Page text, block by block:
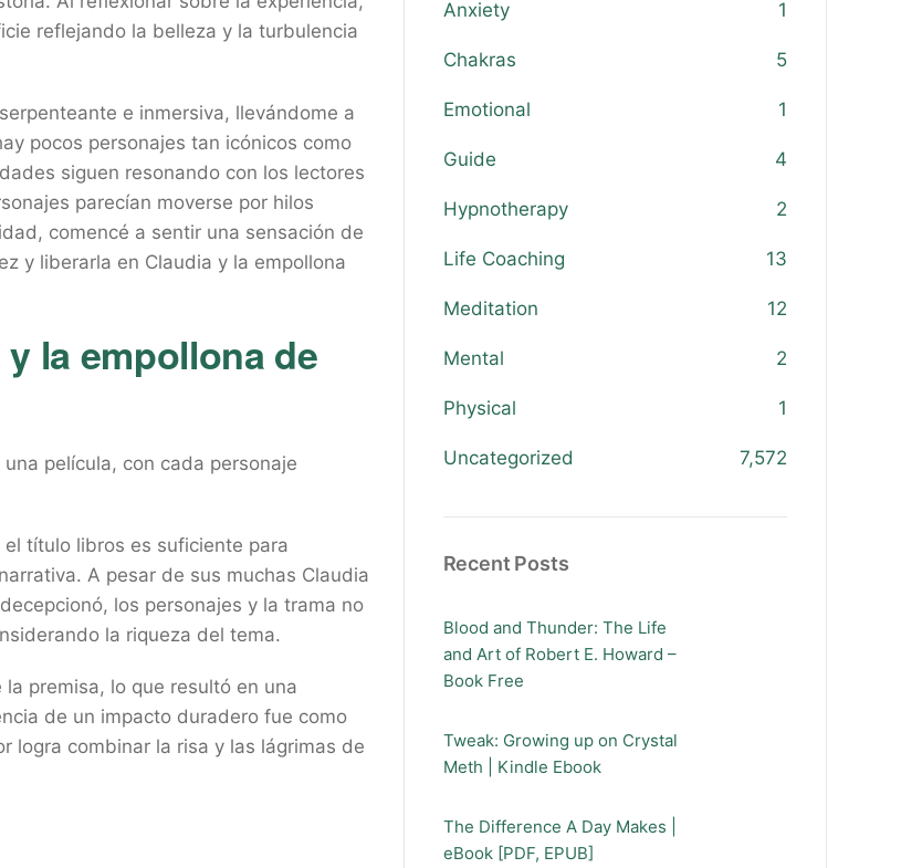
reflejando la belleza y la turbulencia
e inmersiva, llevándome a
pocos personajes tan icónicos como
siguen resonando con los lectores
parecían moverse por hilos
comencé a sentir una sensación de
y liberarla en Claudia y la empollona
la empollona de
película, con cada personaje
título libros es suficiente para
A pesar de sus muchas Claudia
los personajes y la trama no
la riqueza del tema.
premisa, lo que resultó en una
de un impacto duradero fue como
logra combinar la risa y las lágrimas de
Anxiety 1
Chakras 5
Emotional 1
Guide 4
Hypnotherapy 2
Life Coaching 13
Meditation 12
Mental 2
Physical 1
Uncategorized 7,572
Recent Posts
Blood and Thunder: The Life
and Art of Robert E. Howard –
Book Free
Tweak: Growing up on Crystal
Meth | Kindle Ebook
The Difference A Day Makes |
eBook [PDF, EPUB]